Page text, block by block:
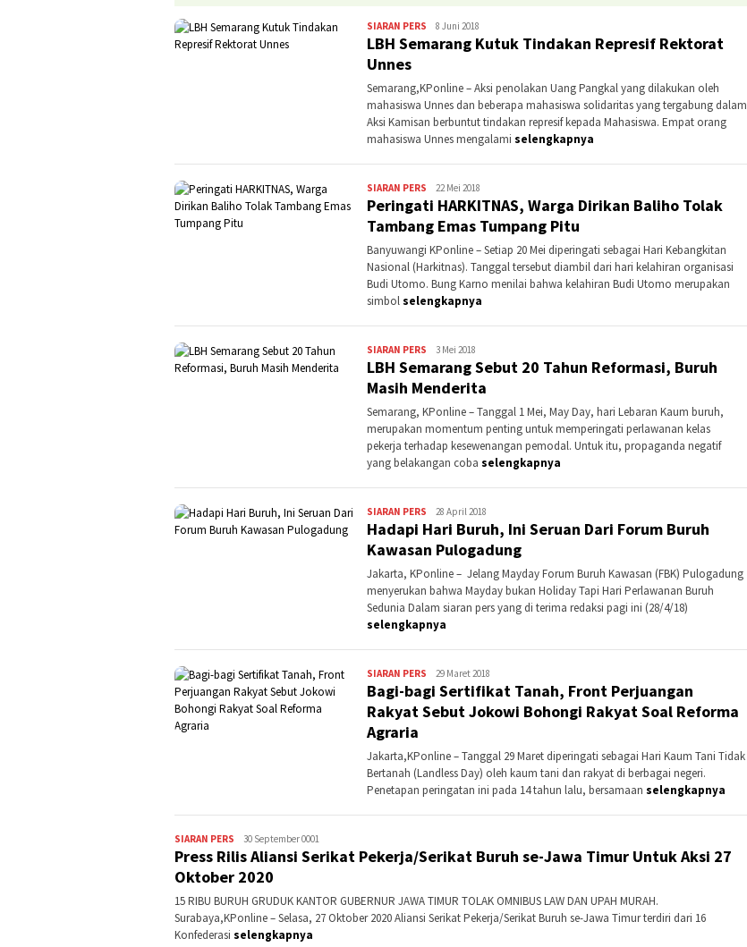
SIARAN PERS Kontributor
Jateng
8 Juni 2018
LBH Semarang Kutuk Tindakan Represif Rektorat
Unnes
Semarang,KPonline – Aksi penolakan Uang Pangkal yang dilakukan oleh
mahasiswa Unnes dan beberapa mahasiswa solidaritas yang tergabung dalam
Aksi Kamisan berbuntut tindakan represif kepada Mahasiswa. Empat orang
mahasiswa Unnes mengalami selengkapnya
SIARAN PERS Redaksi
KPonline
22 Mei 2018
Peringati HARKITNAS, Warga Dirikan Baliho Tolak
Tambang Emas Tumpang Pitu
Banyuwangi KPonline – Setiap 20 Mei diperingati sebagai Hari Kebangkitan
Nasional (Harkitnas). Tanggal tersebut diambil dari hari kelahiran organisasi
Budi Utomo. Bung Karno menilai bahwa kelahiran Budi Utomo merupakan
simbolselengkapnya
SIARAN PERS Kontributor
Jateng
3 Mei 2018
LBH Semarang Sebut 20 Tahun Reformasi, Buruh
Masih Menderita
Semarang, KPonline – Tanggal 1 Mei, May Day, hari Lebaran Kaum buruh,
merupakan momentum penting untuk memperingati perlawanan kelas
pekerja terhadap kesewenangan pemodal. Untuk itu, propaganda negatif
yang belakangan coba selengkapnya
SIARAN PERS Redaksi
KPonline
28 April 2018
Hadapi Hari Buruh, Ini Seruan Dari Forum Buruh
Kawasan Pulogadung
Jakarta, KPonline – Jelang Mayday Forum Buruh Kawasan (FBK) Pulogadung
menyerukan bahwa Mayday bukan Holiday Tapi Hari Perlawanan Buruh
Sedunia Dalam siaran pers yang di terima redaksi pagi ini (28/4/18)
selengkapnya
SIARAN PERS Redaksi
KPonline
29 Maret 2018
Bagi-bagi Sertifikat Tanah, Front Perjuangan
Rakyat Sebut Jokowi Bohongi Rakyat Soal Reforma
Agraria
Jakarta,KPonline – Tanggal 29 Maret diperingati sebagai Hari Kaum Tani Tidak
Bertanah (Landless Day) oleh kaum tani dan rakyat di berbagai negeri.
Penetapan peringatan ini pada 14 tahun lalu, bersamaan selengkapnya
SIARAN PERS Kontributor
Jatim
30 September 0001
Press Rilis Aliansi Serikat Pekerja/Serikat Buruh se-Jawa Timur Untuk Aksi 27
Oktober 2020
15 RIBU BURUH GRUDUK KANTOR GUBERNUR JAWA TIMUR TOLAK OMNIBUS LAW DAN UPAH MURAH.
Surabaya,KPonline – Selasa, 27 Oktober 2020 Aliansi Serikat Pekerja/Serikat Buruh se-Jawa Timur terdiri dari 16
Konfederasi selengkapnya